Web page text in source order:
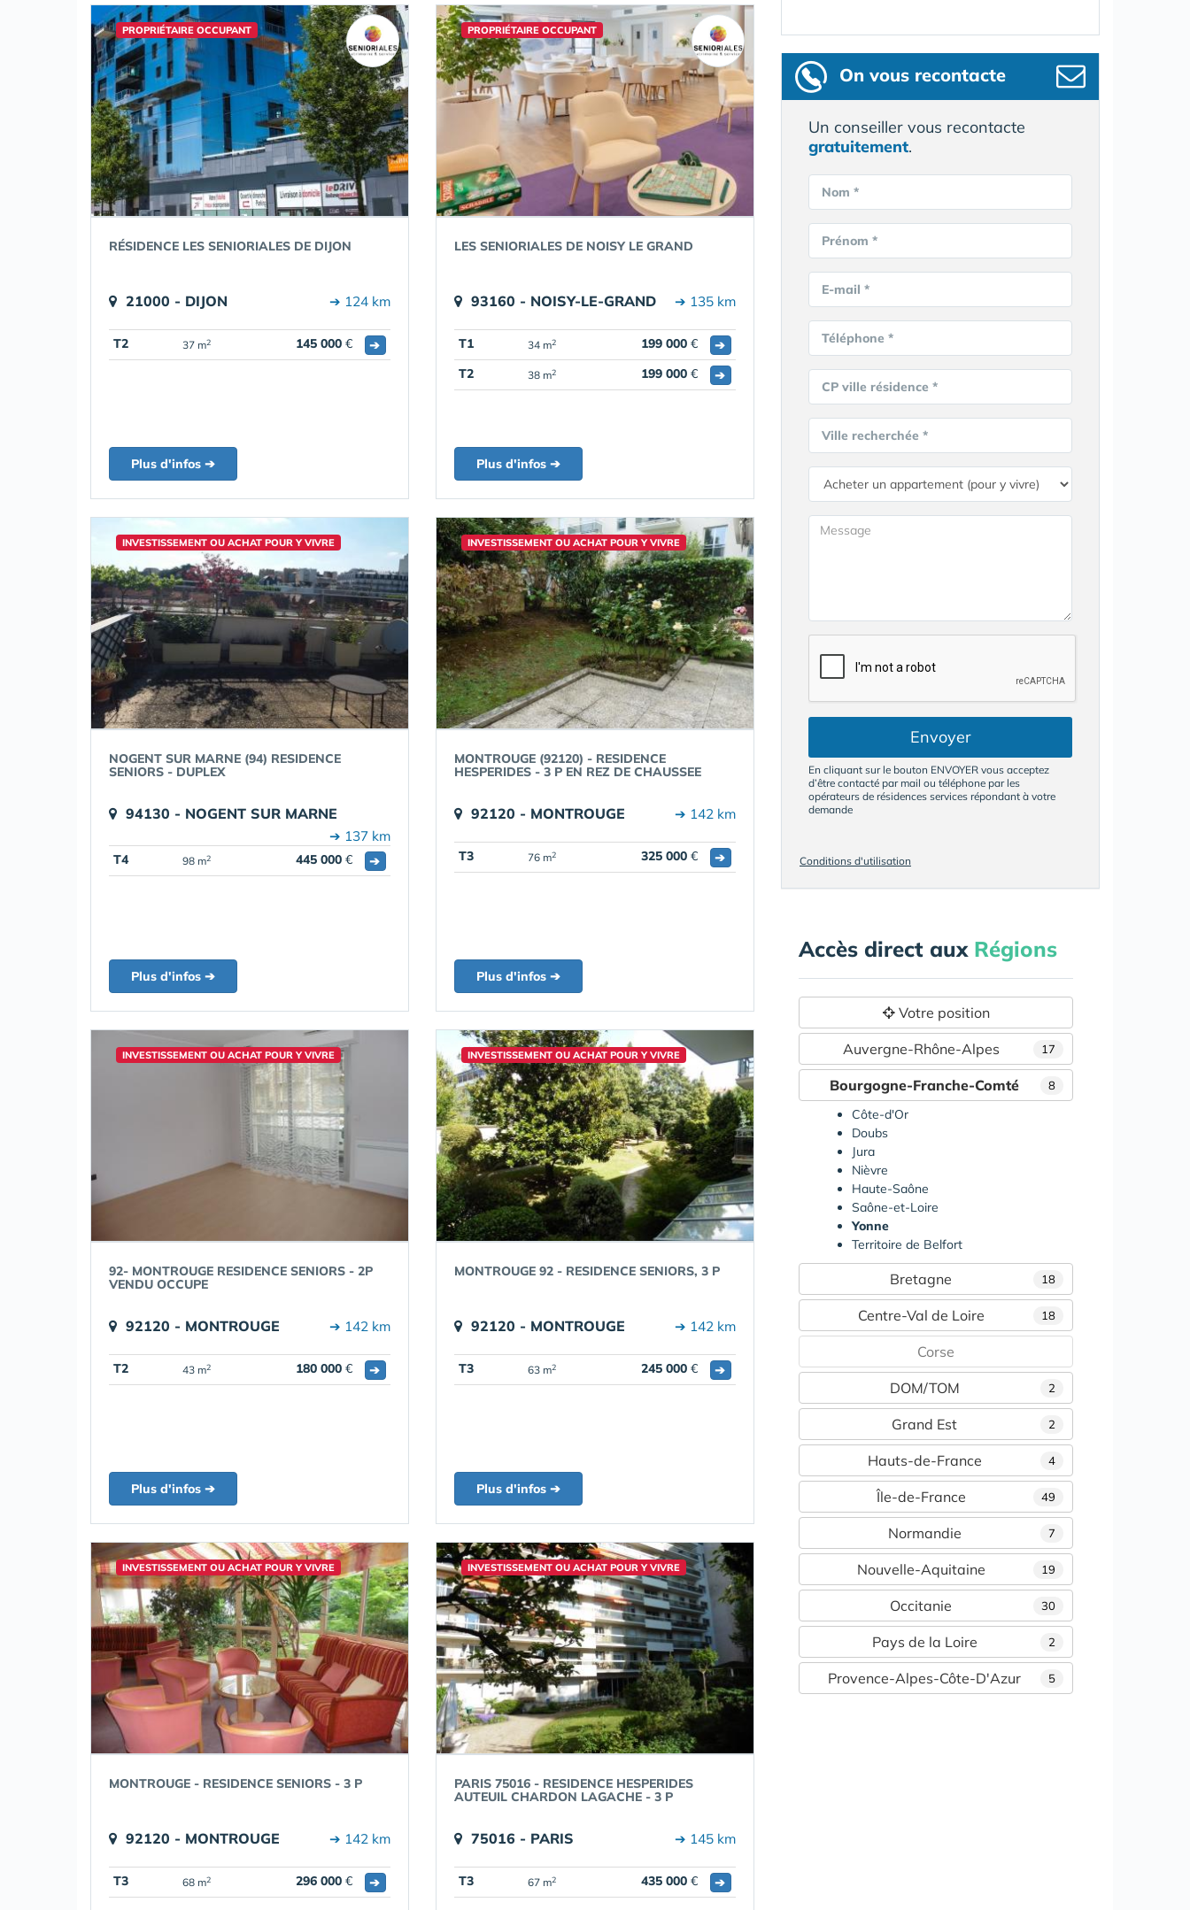
PROPRIÉTAIRE OCCUPANT
RÉSIDENCE LES SENIORIALES DE DIJON
21000 - DIJON ➔ 124 km
T2 37 m2 145 000 € ➔
Plus d'infos ➔
PROPRIÉTAIRE OCCUPANT
LES SENIORIALES DE NOISY LE GRAND
93160 - NOISY-LE-GRAND ➔ 135 km
T1 34 m2 199 000 €
➔
T2
38 m2 199 000 € ➔
Plus d'infos ➔
INVESTISSEMENT OU ACHAT POUR Y VIVRE
NOGENT SUR MARNE (94) RESIDENCE
SENIORS - DUPLEX
94130 - NOGENT SUR MARNE
➔ 137 km
T4 98 m2 445 000 € ➔
Plus d'infos ➔
INVESTISSEMENT OU ACHAT POUR Y VIVRE
MONTROUGE (92120) - RESIDENCE
HESPERIDES - 3 P EN REZ DE CHAUSSEE
92120 - MONTROUGE ➔ 142 km
T3 76 m2 325 000 € ➔
Plus d'infos ➔
INVESTISSEMENT OU ACHAT POUR Y VIVRE
92- MONTROUGE RESIDENCE SENIORS - 2P
VENDU OCCUPE
92120 - MONTROUGE ➔ 142 km
T2 43 m2 180 000 € ➔
Plus d'infos ➔
INVESTISSEMENT OU ACHAT POUR Y VIVRE
MONTROUGE 92 - RESIDENCE SENIORS, 3 P
92120 - MONTROUGE ➔ 142 km
T3 63 m2 245 000 € ➔
Plus d'infos ➔
INVESTISSEMENT OU ACHAT POUR Y VIVRE
MONTROUGE - RESIDENCE SENIORS - 3 P
92120 - MONTROUGE ➔ 142 km
T3 68 m2 296 000 € ➔
INVESTISSEMENT OU ACHAT POUR Y VIVRE
PARIS 75016 - RESIDENCE HESPERIDES
AUTEUIL CHARDON LAGACHE - 3 P
75016 - PARIS ➔ 145 km
T3 67 m2 435 000 € ➔
On vous recontacte
Un conseiller vous recontacte
gratuitement.
Nom *
Prénom *
E-mail *
Téléphone *
CP ville résidence *
Ville recherchée *
Envoyer
En cliquant sur le bouton ENVOYER vous acceptez
d’être contacté par mail ou téléphone par les
opérateurs de résidences services répondant à votre
demande
Conditions d'utilisation
Accès direct aux Régions
Votre position
17
Auvergne-Rhône-Alpes
8
Bourgogne-Franche-Comté
Côte-d'Or
Doubs
Jura
Nièvre
Haute-Saône
Saône-et-Loire
Yonne
Territoire de Belfort
18
Bretagne
18
Centre-Val de Loire
Corse
2
DOM/TOM
2
Grand Est
4
Hauts-de-France
49
Île-de-France
7
Normandie
19
Nouvelle-Aquitaine
30
Occitanie
2
Pays de la Loire
5
Provence-Alpes-Côte-D'Azur